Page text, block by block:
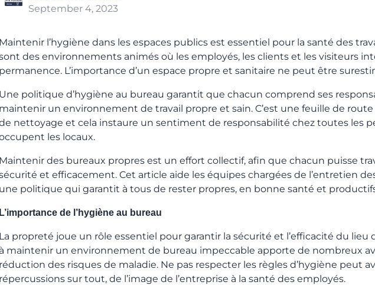
September 4, 2023
Maintenir l’hygiène dans les espaces publics est essentiel pour la santé des
des environnements animés où les employés, les clients et les visiteurs
permanence. L’importance d’un espace propre et sanitaire ne peut être
Une politique d’hygiène au bureau garantit que chacun comprend ses
maintenir un environnement de travail propre et sain. C’est une feuille de
nettoyage et cela instaure un sentiment de responsabilité chez toutes les
les locaux.
Maintenir des bureaux propres est un effort collectif, afin que chacun puisse
et efficacement. Cet article aide les équipes chargées de l’entretien
une politique qui garantit à tous de rester propres, en bonne santé et
L’importance de l’hygiène au bureau
La propreté joue un rôle essentiel pour garantir la sécurité et l’efficacité du lieu
à maintenir un environnement de bureau impeccable apporte de nombreux
réduction des risques de maladie. Ne pas respecter les règles d’hygiène peut
répercussions sur tout, de l’image de l’entreprise à la santé des employés.